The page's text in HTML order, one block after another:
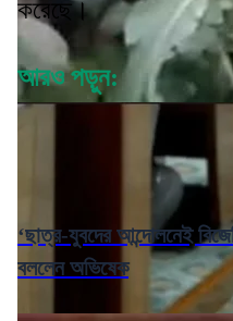
করেছে।
আরও পড়ুন:
‘ছাত্র-যুবদের আন্দোলনেই
বললেন অভিষেক